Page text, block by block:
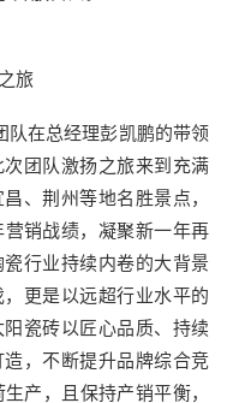
旅
在总经理彭凯鹏的带领
团队激扬之旅来到充满
、荆州等地名胜景点，
销战绩，凝聚新一年再
行业持续内卷的大背景
更是以远超行业水平的
瓷砖以匠心品质、持续
，不断提升品牌综合竞
产，且保持产销平衡，